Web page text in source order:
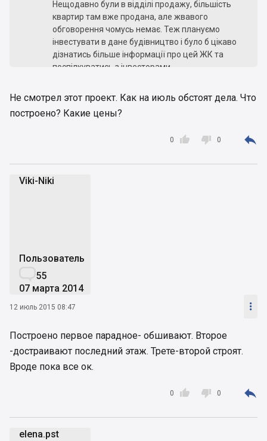
Нещодавно були в відділі продажу, більшість
квартир там вже продана, але жвавого
обговорення чомусь немає. Теж плануємо
інвестувати в дане будівництво і було б цікаво
дізнатись більше інформації про цей ЖК та
поспілкуватись з інвесторами.
Не смотрел этот проект. Как на июль обстоят дела. Что
построено? Какие цены?

0  0 
Viki-Niki
Пользователь
55
07 марта 2014
12 июль 2015 08:47 
Построено первое парадное- обшивают. Второе
-достраивают последний этаж. Трете-второй строят.
Вроде пока все ок.

0  0 
elena.pst